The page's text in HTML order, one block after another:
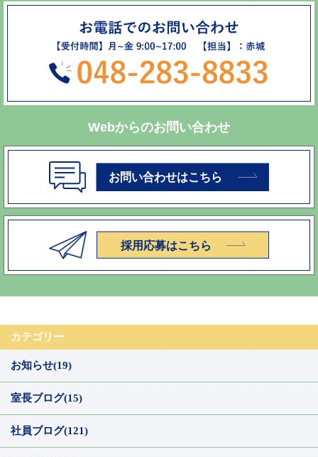
Webからのお問い合わせ
カテゴリー
お知らせ(19)
室長ブログ(15)
社員ブログ(121)